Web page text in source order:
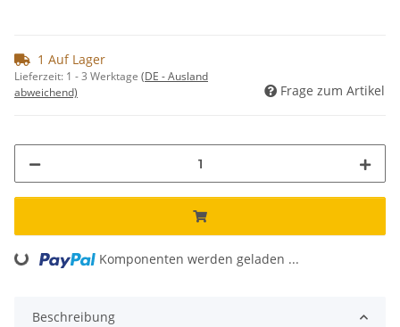
1 Auf Lager
Lieferzeit: 1 - 3 Werktage (DE - Ausland
abweichend)
Frage zum Artikel
Loading... Komponenten werden geladen ...
Beschreibung